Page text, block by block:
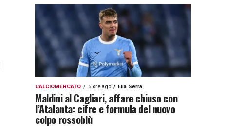
CALCIOMERCATO 5 ore ago Elia Serra
Maldini al Cagliari, affare chiuso con
l’Atalanta: cifre e formula del nuovo
colpo rossoblù